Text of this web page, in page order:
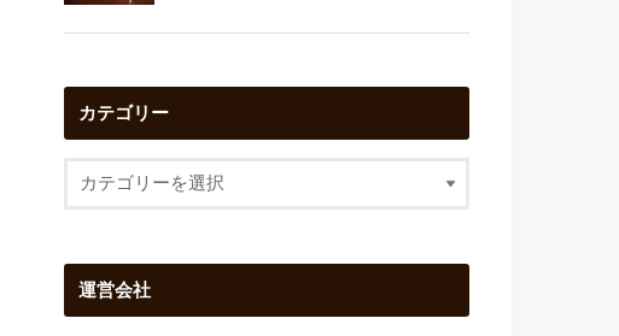
カテゴリー
運営会社